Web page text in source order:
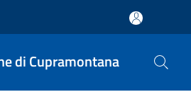
di Cupramontana